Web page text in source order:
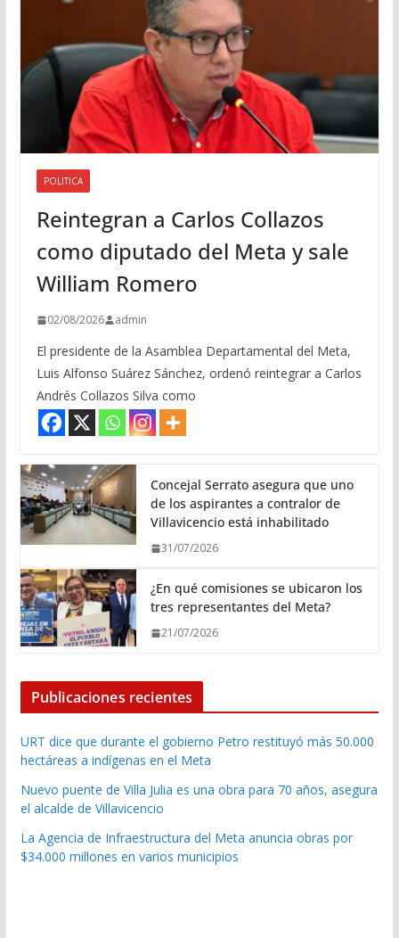
POLITICA
Reintegran a Carlos Collazos
como diputado del Meta y sale
William Romero
02/08/2026 admin
El presidente de la Asamblea Departamental del Meta,
Luis Alfonso Suárez Sánchez, ordenó reintegrar a Carlos
Andrés Collazos Silva como
Concejal Serrato asegura que uno
de los aspirantes a contralor de
Villavicencio está inhabilitado
31/07/2026
¿En qué comisiones se ubicaron los
tres representantes del Meta?
21/07/2026
Publicaciones recientes
URT dice que durante el gobierno Petro restituyó más 50.000
hectáreas a indígenas en el Meta
Nuevo puente de Villa Julia es una obra para 70 años, asegura
el alcalde de Villavicencio
La Agencia de Infraestructura del Meta anuncia obras por
$34.000 millones en varios municipios